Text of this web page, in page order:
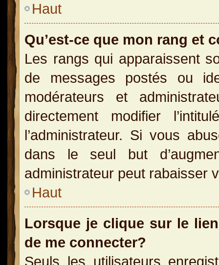
Haut
Qu’est-ce que mon rang et
Les rangs qui apparaissent
de messages postés ou
modérateurs et
directement modifier
l’administrateur. Si vous
dans le seul but
administrateur peut rabaisser
Haut
Lorsque je clique sur le
de me connecter?
Seuls les utilisateurs